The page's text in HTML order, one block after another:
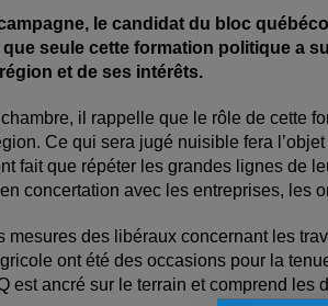
le candidat du bloc
seule cette formation politique a
et de ses intérêts.
il rappelle que le rôle de cette
Ce qui sera jugé nuisible fera
fait que répéter les grandes lignes de
concertation avec les entreprises, les
mesures des libéraux concernant les
ont été des occasions pour la
est ancré sur le terrain et comprend les